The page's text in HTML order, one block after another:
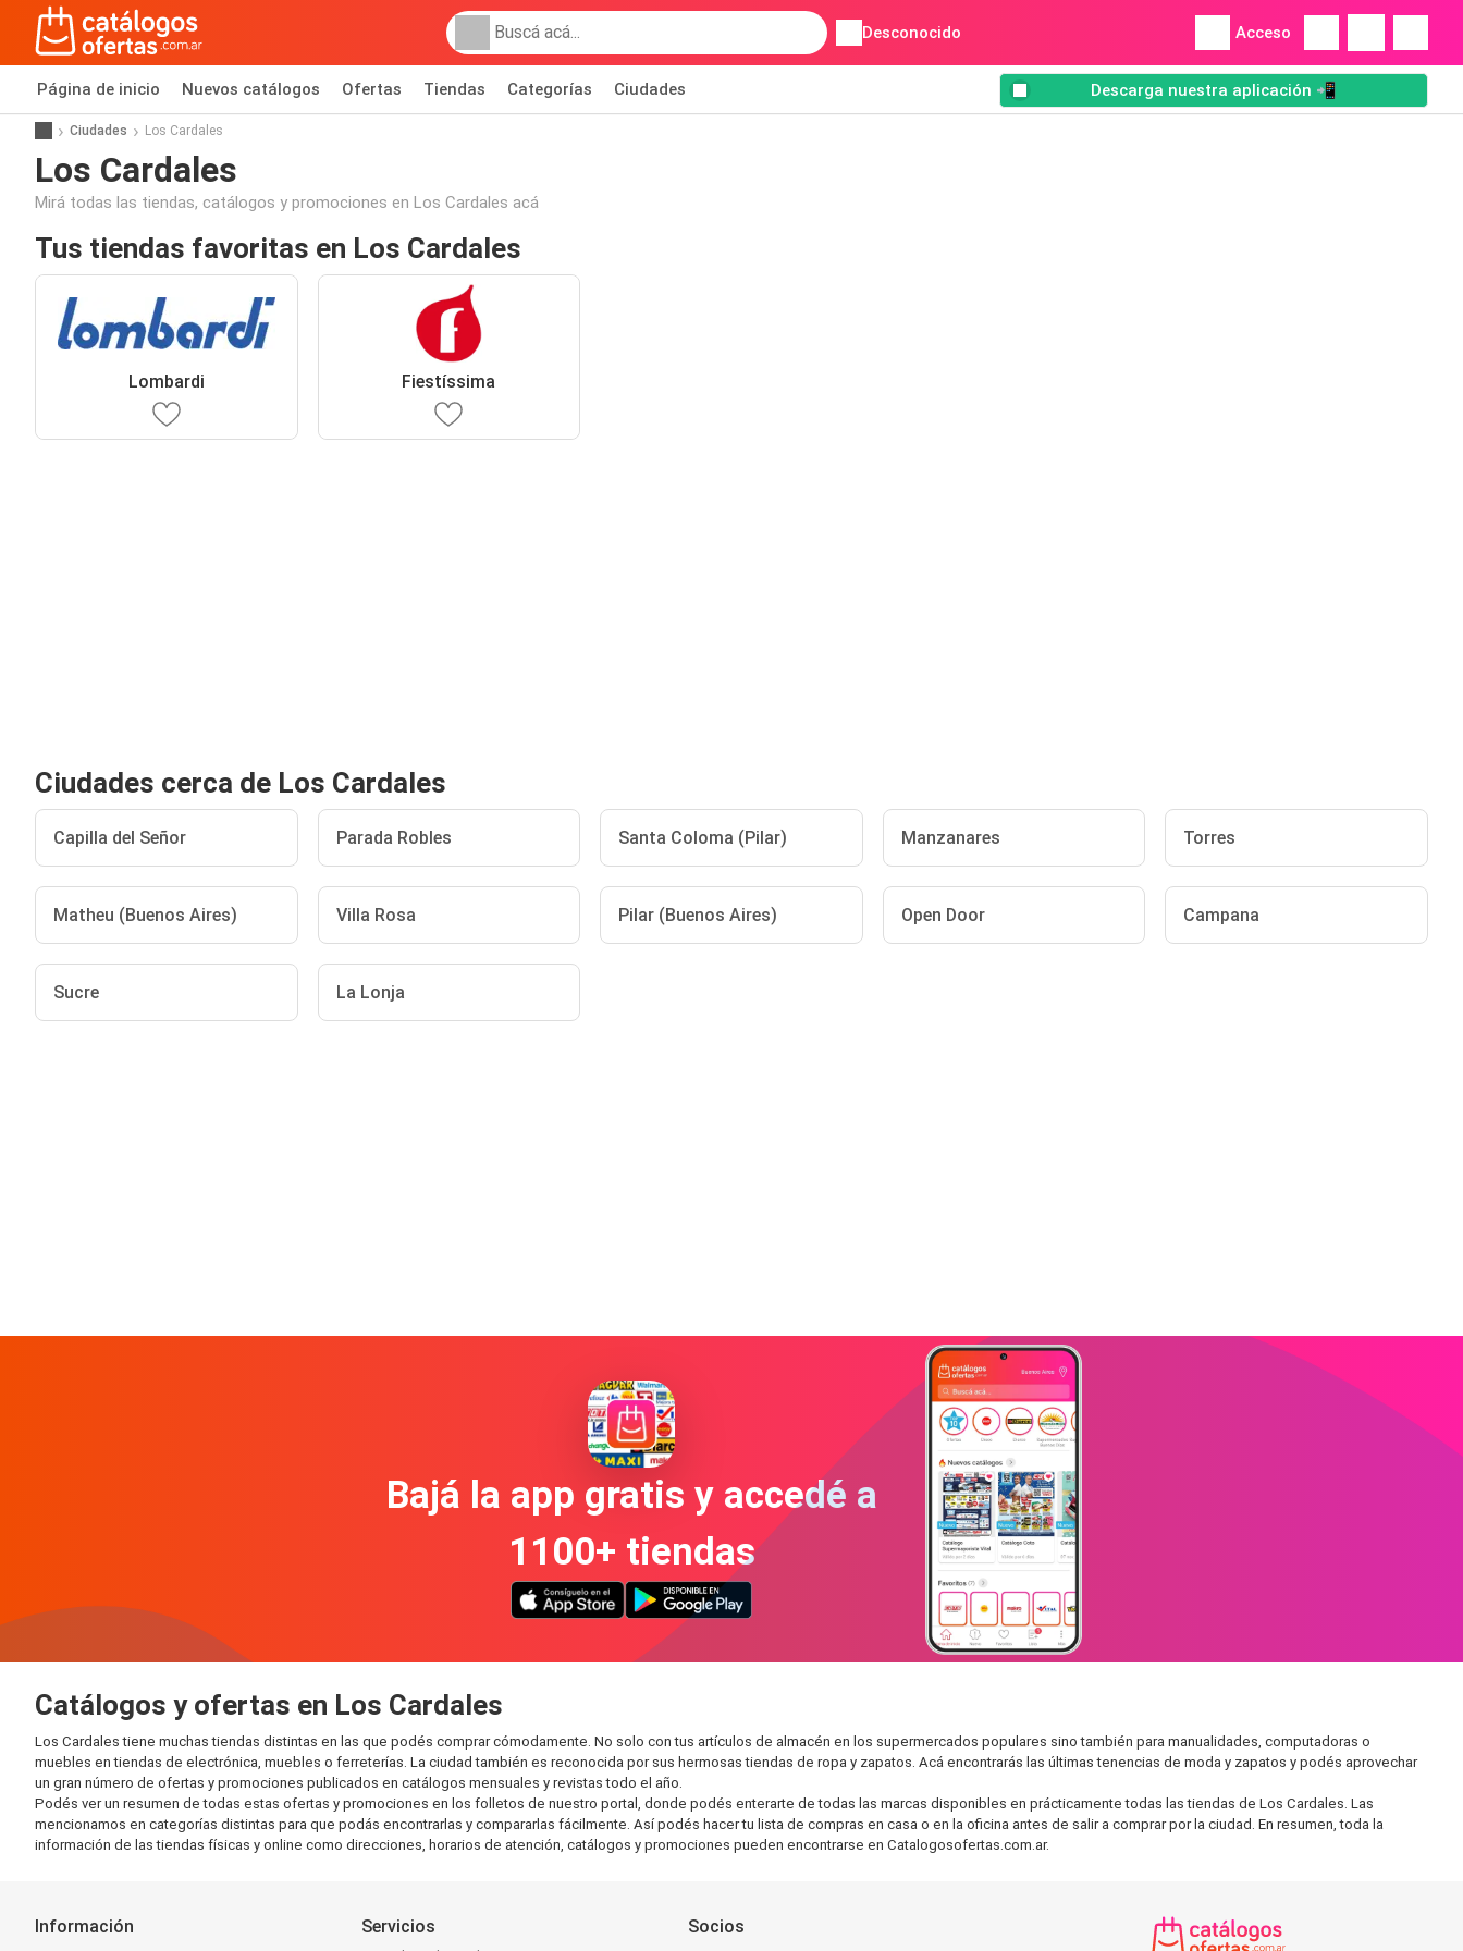
Desconocido Acceso
Página de inicio Nuevos catálogos Ofertas Tiendas Categorías Ciudades Descarga nuestra aplicación 📲
Ciudades Los Cardales
Los Cardales
Mirá todas las tiendas, catálogos y promociones en Los Cardales acá
Tus tiendas favoritas en Los Cardales
Lombardi Fiestíssima
Ciudades cerca de Los Cardales
Capilla del Señor Parada Robles Santa Coloma (Pilar) Manzanares Torres
Matheu (Buenos Aires) Villa Rosa Pilar (Buenos Aires) Open Door Campana
Sucre La Lonja
Bajá la app gratis y accedé a
1100+ tiendas
Catálogos y ofertas en Los Cardales
Los Cardales tiene muchas tiendas distintas en las que podés comprar cómodamente. No solo con tus artículos de almacén en los supermercados populares sino también para manualidades, computadoras o
muebles en tiendas de electrónica, muebles o ferreterías. La ciudad también es reconocida por sus hermosas tiendas de ropa y zapatos. Acá encontrarás las últimas tenencias de moda y zapatos y podés aprovechar
un gran número de ofertas y promociones publicados en catálogos mensuales y revistas todo el año.
Podés ver un resumen de todas estas ofertas y promociones en los folletos de nuestro portal, donde podés enterarte de todas las marcas disponibles en prácticamente todas las tiendas de Los Cardales. Las
mencionamos en categorías distintas para que podás encontrarlas y compararlas fácilmente. Así podés hacer tu lista de compras en casa o en la oficina antes de salir a comprar por la ciudad. En resumen, toda la
información de las tiendas físicas y online como direcciones, horarios de atención, catálogos y promociones pueden encontrarse en Catalogosofertas.com.ar.
Información Servicios Socios